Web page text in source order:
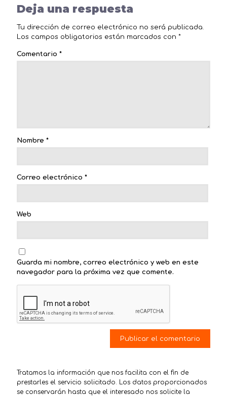
Deja una respuesta
Tu dirección de correo electrónico no será publicada.
Los campos obligatorios están marcados con *
Comentario *
Nombre *
Correo electrónico *
Web
Guarda mi nombre, correo electrónico y web en este
navegador para la próxima vez que comente.
Tratamos la información que nos facilita con el fin de
prestarles el servicio solicitado. Los datos proporcionados
se conservarán hasta que el interesado nos solicite la